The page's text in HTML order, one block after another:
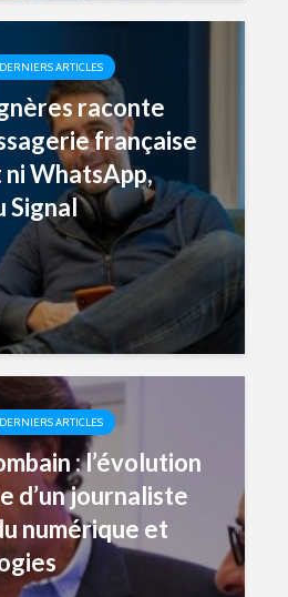
DERNIERS ARTICLES
raconte
française
ni WhatsApp,
Signal
DERNIERS ARTICLES
: l’évolution
d’un journaliste
numérique et